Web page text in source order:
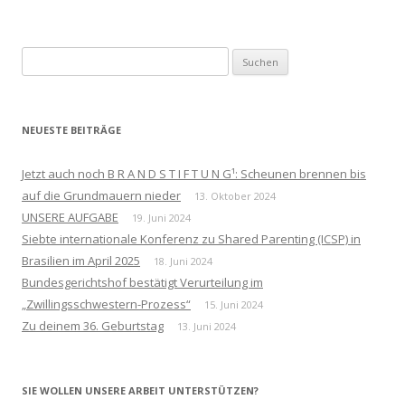
nach:
NEUESTE BEITRÄGE
Jetzt auch noch B R A N D S T I F T U N G¹: Scheunen brennen bis
auf die Grundmauern nieder
13. Oktober 2024
UNSERE AUFGABE 19. Juni 2024
Siebte internationale Konferenz zu Shared Parenting (ICSP) in
Brasilien im April 2025
18. Juni 2024
Bundesgerichtshof bestätigt Verurteilung im
„Zwillingsschwestern-Prozess“
15. Juni 2024
Zu deinem 36. Geburtstag 13. Juni 2024
SIE WOLLEN UNSERE ARBEIT UNTERSTÜTZEN?